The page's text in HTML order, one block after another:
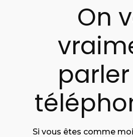
On
Si vous êtes comme